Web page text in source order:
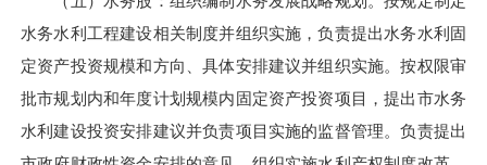
水务水利工程建设相关制度并组织实施，负责提出水务水利固
定资产投资规模和方向、具体安排建议并组织实施。按权限审
批市规划内和年度计划规模内固定资产投资项目，提出市水务
水利建设投资安排建议并负责项目实施的监督管理。负责提出